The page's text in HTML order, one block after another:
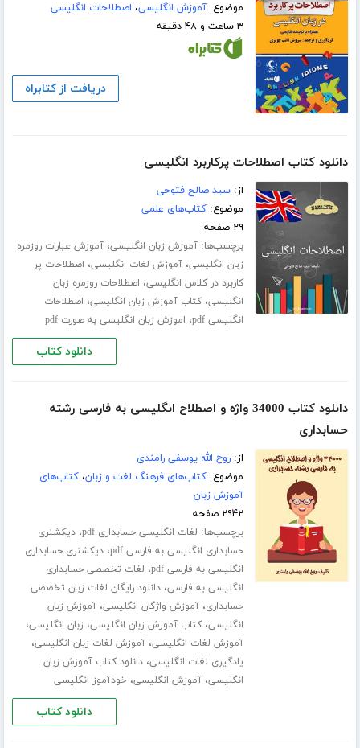
موضوع:آموزش انگلیسی، اصطلاحات انگلیسی
۳ ساعت و ۴۸ دقیقه
دریافت از کتابراه
دانلود کتاب اصطلاحات پرکاربرد انگلیسی
از:سید صالح فتوحی
موضوع:کتاب‌های علمی
۲۹ صفحه
برچسب‌ها:آموزش زبان انگلیسی،آموزش عبارات روزمره
زبان انگلیسی،آموزش لغات انگلیسی، اصطلاحات پر
کاربرد در کلاس انگلیسی، اصطلاحات روزمره زبان
انگلیسی،کتاب آموزش زبان انگلیسی، اصطلاحات
انگلیسی pdf
، اموزش زبان انگلیسی به صورت pdf
دانلود کتاب
دانلود کتاب 34000 واژه و اصطلاح انگلیسی به فارسی رشته
حسابداری
از:روح الله یوسفی رامندی
موضوع:کتاب‌های فرهنگ لغت و زبان،کتاب‌های
آموزش زبان
۲۹۴۲ صفحه
برچسب‌ها: لغات انگلیسی حسابداری pdf ،دیکشنری
حسابداری انگلیسی به فارسی pdf
،دیکشنری حسابداری
انگلیسی به فارسی pdf
، لغات تخصصی حسابداری
انگلیسی به فارسی،دانلود رایگان لغات زبان تخصصی
حسابداری،آموزش واژگان انگلیسی،آموزش زبان
انگلیسی،کتاب آموزش زبان انگلیسی، زبان انگلیسی،
آموزش لغات انگلیسی،آموزش لغات زبان انگلیسی،
یادگیری لغات انگلیسی،دانلود کتاب آموزش زبان
انگلیسی،آموزش انگلیسی، خودآموز انگلیسی
دانلود کتاب